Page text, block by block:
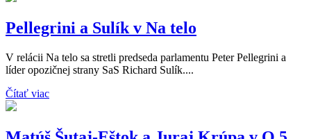
Pellegrini a Sulík v Na telo
V relácii Na telo sa stretli predseda parlamentu Peter Pellegrini a
líder opozičnej strany SaS Richard Sulík....
Čítať viac